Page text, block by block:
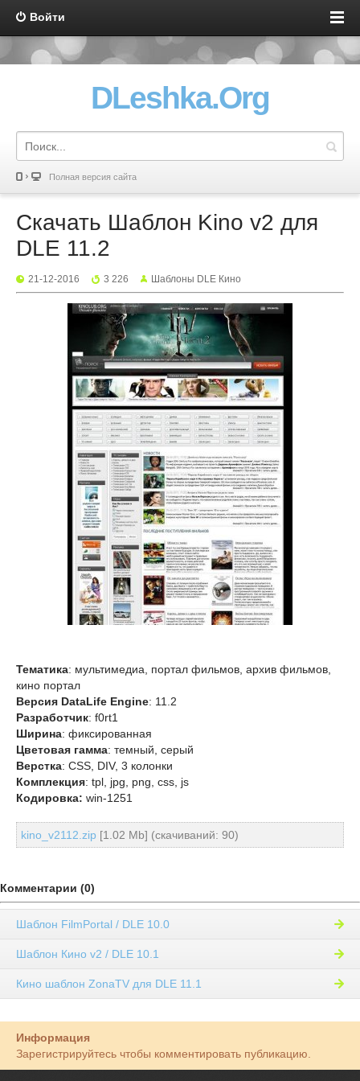
Войти
DLeshka.Org
Полная версия сайта
Скачать Шаблон Kino v2 для
DLE 11.2
21-12-2016 3 226 Шаблоны DLE Кино
Тематика: мультимедиа, портал фильмов, архив фильмов,
кино портал
Версия DataLife Engine: 11.2
Разработчик: f0rt1
Ширина: фиксированная
Цветовая гамма: темный, серый
Верстка: CSS, DIV, 3 колонки
Комплекция: tpl, jpg, png, css, js
Кодировка: win-1251
kino_v2112.zip [1.02 Mb] (cкачиваний: 90)
Комментарии (0)
Шаблон FilmPortal / DLE 10.0
Шаблон Кино v2 / DLE 10.1
Кино шаблон ZonaTV для DLE 11.1
Информация
Зарегистрируйтесь чтобы комментировать публикацию.